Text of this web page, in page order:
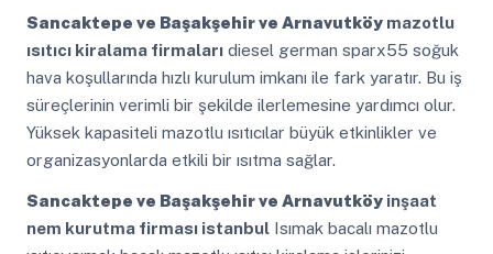
Sancaktepe ve Başakşehir ve Arnavutköymazotlu
ısıtıcı kiralama firmalarıdiesel german sparx55 soğuk
hava koşullarında hızlı kurulum imkanı ile fark yaratır. Bu iş
süreçlerinin verimli bir şekilde ilerlemesine yardımcı olur.
Yüksek kapasiteli mazotlu ısıtıcılar büyük etkinlikler ve
organizasyonlarda etkili bir ısıtma sağlar.
Sancaktepe ve Başakşehir ve Arnavutköyinşaat
nem kurutma firması istanbulIsımak bacalı mazotlu